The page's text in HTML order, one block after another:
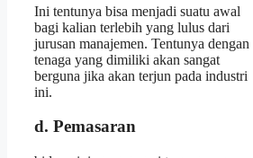
Ini tentunya bisa menjadi suatu awal
bagi kalian terlebih yang lulus dari
jurusan manajemen. Tentunya dengan
tenaga yang dimiliki akan sangat
berguna jika akan terjun pada industri
ini.
d. Pemasaran